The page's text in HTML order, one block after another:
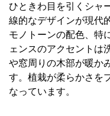
ひときわ目を引くシャ
線的なデザインが現代
モノトーンの配色、特
ェンスのアクセントは
や窓周りの木部が暖か
す。植栽が柔らかさを
なっています。